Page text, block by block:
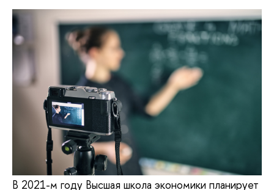
В 2021-м году Высшая школа экономики планирует